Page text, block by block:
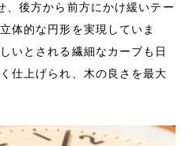
後方から前方にかけ緩いテー
体的な円形を実現していま
いとされる繊細なカーブも日
仕上げられ、木の良さを最大